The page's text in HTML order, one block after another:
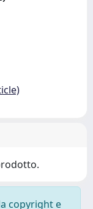
copyright e